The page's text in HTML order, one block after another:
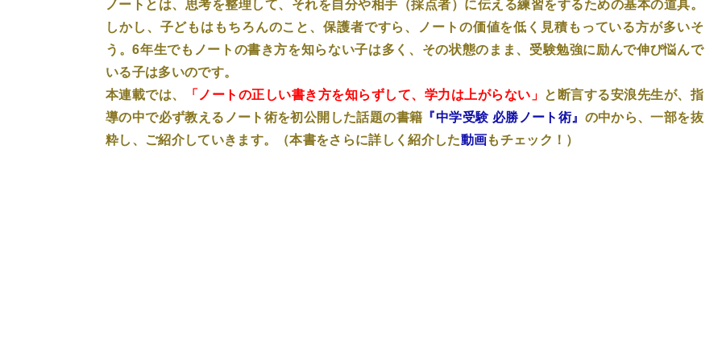
しかし、子どもはもちろんのこと、保護者ですら、ノートの価値を低く見積もっている方が多いそ
う。6年生でもノートの書き方を知らない子は多く、その状態のまま、受験勉強に励んで伸び悩んで
いる子は多いのです。
本連載では、
「ノートの正しい書き方を知らずして、学力は上がらない」 と断言する安浪先生が、指
導の中で必ず教えるノート術を初公開した話題の書籍 『中学受験 必勝ノート術』 の中から、一部を抜
粋し、ご紹介していきます。（本書をさらに詳しく紹介した動画もチェック！）